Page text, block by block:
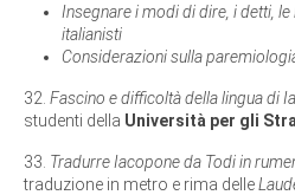
Insegnare i modi di dire, i detti,
italianisti
Considerazioni sulla
32. Fascino e difficoltà della lingua di
studenti della Università per gli
33. Tradurre Iacopone da Todi in
traduzione in metro e rima delle